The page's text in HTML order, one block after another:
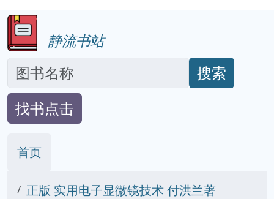
静流书站
搜索
找书点击
首页
正版 实用电子显微镜技术 付洪兰著